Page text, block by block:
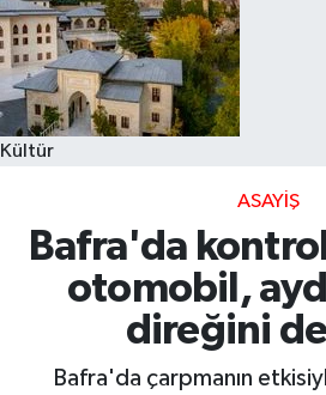
Kültür
ASAYIŞ
Bafra'da
otomobil,
direğini
Bafra'da çarpmanın